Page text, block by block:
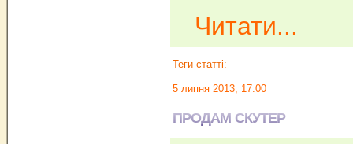
Читати...
Теги статті:
5 липня 2013, 17:00
ПРОДАМ СКУТЕР